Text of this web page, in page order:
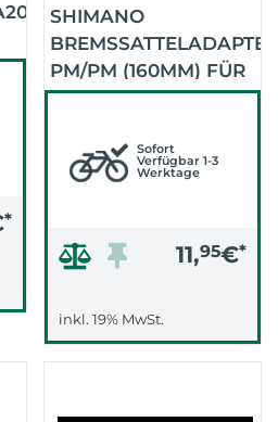
*
SHIMANO
BREMSSATTELADAPTER
PM/PM (160MM) FÜR
203MM V/H
Sofort
Verfügbar 1-3
Werktage
11,95€*
inkl. 19% MwSt.